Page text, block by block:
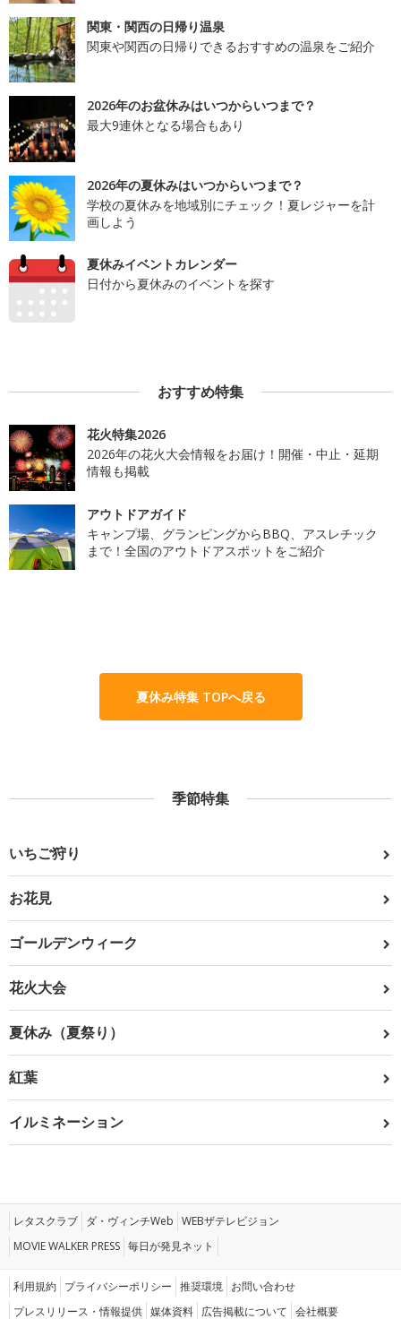
関東・関西の日帰り温泉
関東や関西の日帰りできるおすすめの温泉をご紹介
2026年のお盆休みはいつからいつまで？
最大9連休となる場合もあり
2026年の夏休みはいつからいつまで？
学校の夏休みを地域別にチェック！夏レジャーを計
画しよう
夏休みイベントカレンダー
日付から夏休みのイベントを探す
おすすめ特集
花火特集2026
2026年の花火大会情報をお届け！開催・中止・延期
情報も掲載
アウトドアガイド
キャンプ場、グランピングからBBQ、アスレチック
まで！全国のアウトドアスポットをご紹介
夏休み特集 TOPへ戻る
季節特集
いちご狩り
お花見
ゴールデンウィーク
花火大会
夏休み（夏祭り）
紅葉
イルミネーション
レタスクラブ ダ・ヴィンチWeb WEBザテレビジョン
MOVIE WALKER PRESS 毎日が発見ネット
利用規約 プライバシーポリシー 推奨環境 お問い合わせ
プレスリリース・情報提供 媒体資料 広告掲載について 会社概要